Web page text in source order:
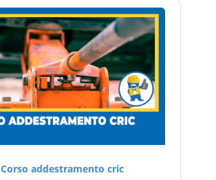
Corso addestramento cric